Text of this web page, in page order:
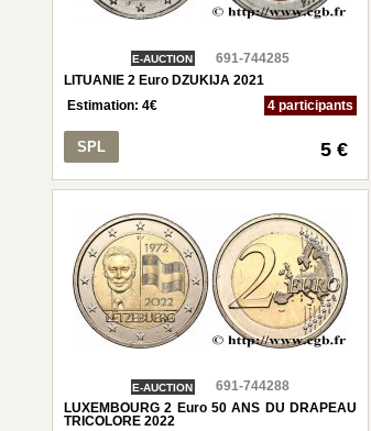
E-AUCTION
691-744285
LITUANIE 2 Euro DZUKIJA 2021
Estimation:4€ 4 participants
SPL 5 €
E-AUCTION
691-744288
LUXEMBOURG 2 Euro 50 ANS DU DRAPEAU
TRICOLORE 2022